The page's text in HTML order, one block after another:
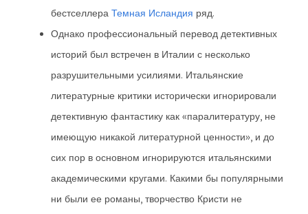
бестселлера Темная Исландия ряд.
Однако профессиональный перевод детективных
историй был встречен в Италии с несколько
разрушительными усилиями. Итальянские
литературные критики исторически игнорировали
детективную фантастику как «паралитературу, не
имеющую никакой литературной ценности», и до
сих пор в основном игнорируются итальянскими
академическими кругами. Какими бы популярными
ни были ее романы, творчество Кристи не